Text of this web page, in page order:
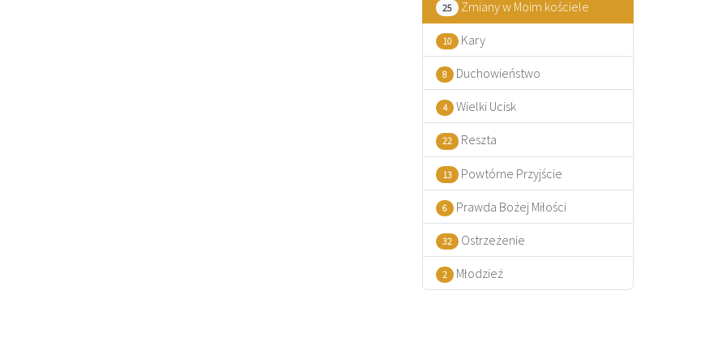
25 Zmiany w Moim kościele
10 Kary
8 Duchowieństwo
4 Wielki Ucisk
22 Reszta
13 Powtórne Przyjście
6 Prawda Bożej Miłości
32 Ostrzeżenie
2 Młodzież